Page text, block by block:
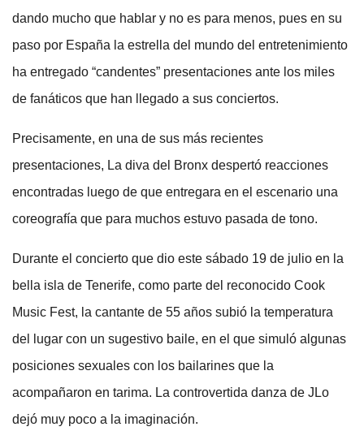
dando mucho que hablar y no es para menos, pues en su
paso por España la estrella del mundo del entretenimiento
ha entregado “candentes” presentaciones ante los miles
de fanáticos que han llegado a sus conciertos.
Precisamente, en una de sus más recientes
presentaciones, La diva del Bronx despertó reacciones
encontradas luego de que entregara en el escenario una
coreografía que para muchos estuvo pasada de tono.
Durante el concierto que dio este sábado 19 de julio en la
bella isla de Tenerife, como parte del reconocido Cook
Music Fest, la cantante de 55 años subió la temperatura
del lugar con un sugestivo baile, en el que simuló algunas
posiciones sexuales con los bailarines que la
acompañaron en tarima. La controvertida danza de JLo
dejó muy poco a la imaginación.